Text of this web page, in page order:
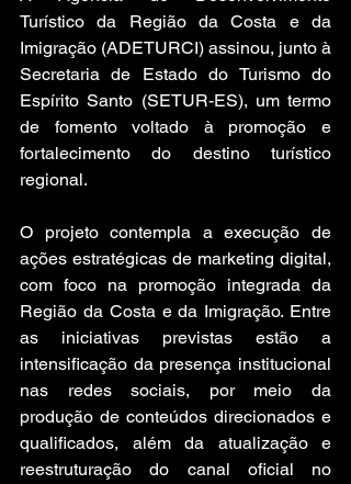
Turístico da Região da Costa e da
Imigração (ADETURCI) assinou, junto à
Secretaria de Estado do Turismo do
Espírito Santo (SETUR-ES), um termo
de fomento voltado à promoção e
fortalecimento do destino turístico
regional.
O projeto contempla a execução de
ações estratégicas de marketing digital,
com foco na promoção integrada da
Região da Costa e da Imigração. Entre
as iniciativas previstas estão a
intensificação da presença institucional
nas redes sociais, por meio da
produção de conteúdos direcionados e
qualificados, além da atualização e
reestruturação do canal oficial no